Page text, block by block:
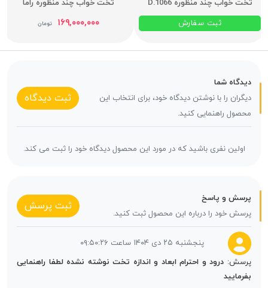
تخت خواب چند منظوره D.1066
ثبت سفارش
تخت خواب چند منظوره راما
۱۶۹,۰۰۰,۰۰۰ تومان
دیدگاه شما
دیگران را با نوشتن دیدگاه خود، برای انتخاب این
محصول راهنمایی کنید.
ثبت دیدگاه
اولین نفری باشید که در مورد این محصول دیدگاه خود را ثبت می کند.
پرسش و پاسخ
پرسش خود را درباره این محصول ثبت کنید.
ثبت پرسش
پنجشنبه ۲۵ دی ۱۴۰۴ ساعت ۰۹:۵۰:۲۶
پرسش: درود و احترام ابعاد و اندازه تخت نوشته نشده لطفا راهنمایی
بفرمایید